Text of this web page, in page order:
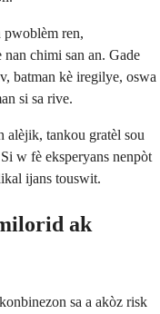
pwoblèm ren,
chimi san an. Gade
batman kè iregilye, oswa
si sa rive.
alèjik, tankou gratèl sou
w fè eksperyans nenpòt
ijans touswit.
ak
sa a akòz risk